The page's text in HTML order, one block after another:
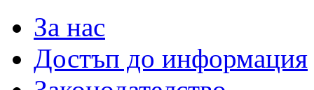
За нас
Достъп до информация